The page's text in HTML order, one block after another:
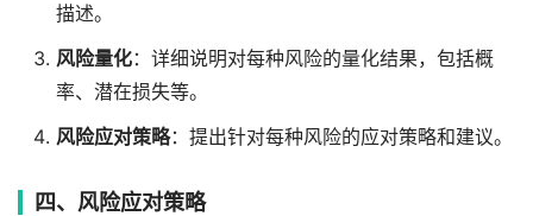
描述。
风险量化：详细说明对每种风险的量化结果，包括概
率、潜在损失等。
风险应对策略：提出针对每种风险的应对策略和建议。
四、风险应对策略